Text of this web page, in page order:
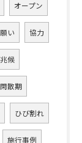
オープン
い 協力
兆候
閑散期
ひび割れ
施行事例